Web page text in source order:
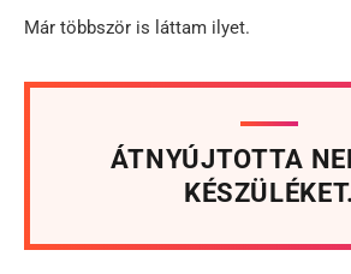
Már többször is láttam ilyet.
ÁTNYÚJTOTTA
KÉSZÜLÉKET.